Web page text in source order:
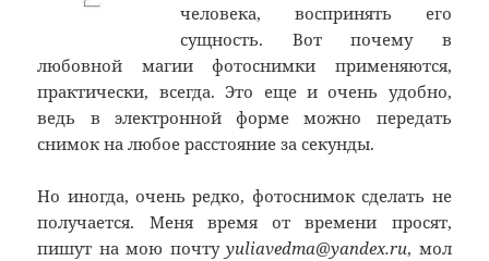
человека, воспринять его
сущность. Вот почему в
любовной магии фотоснимки применяются,
практически, всегда. Это еще и очень удобно,
ведь в электронной форме можно передать
снимок на любое расстояние за секунды.
Но иногда, очень редко, фотоснимок сделать не
получается. Меня время от времени просят,
пишут на мою почтуyuliavedma@yandex.ru, мол